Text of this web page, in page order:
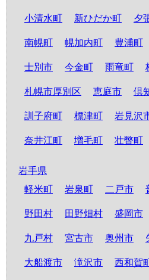
小清水町 新ひだか町 夕
南幌町 幌加内町 豊浦町
士別市 今金町 雨竜町
札幌市厚別区 恵庭市 倶
訓子府町 標津町 岩見沢
奈井江町 増毛町 壮瞥町
岩手県
軽米町
岩泉町 二戸市
野田村 田野畑村 盛岡市
九戸村 宮古市 奥州市
大船渡市 滝沢市 西和賀